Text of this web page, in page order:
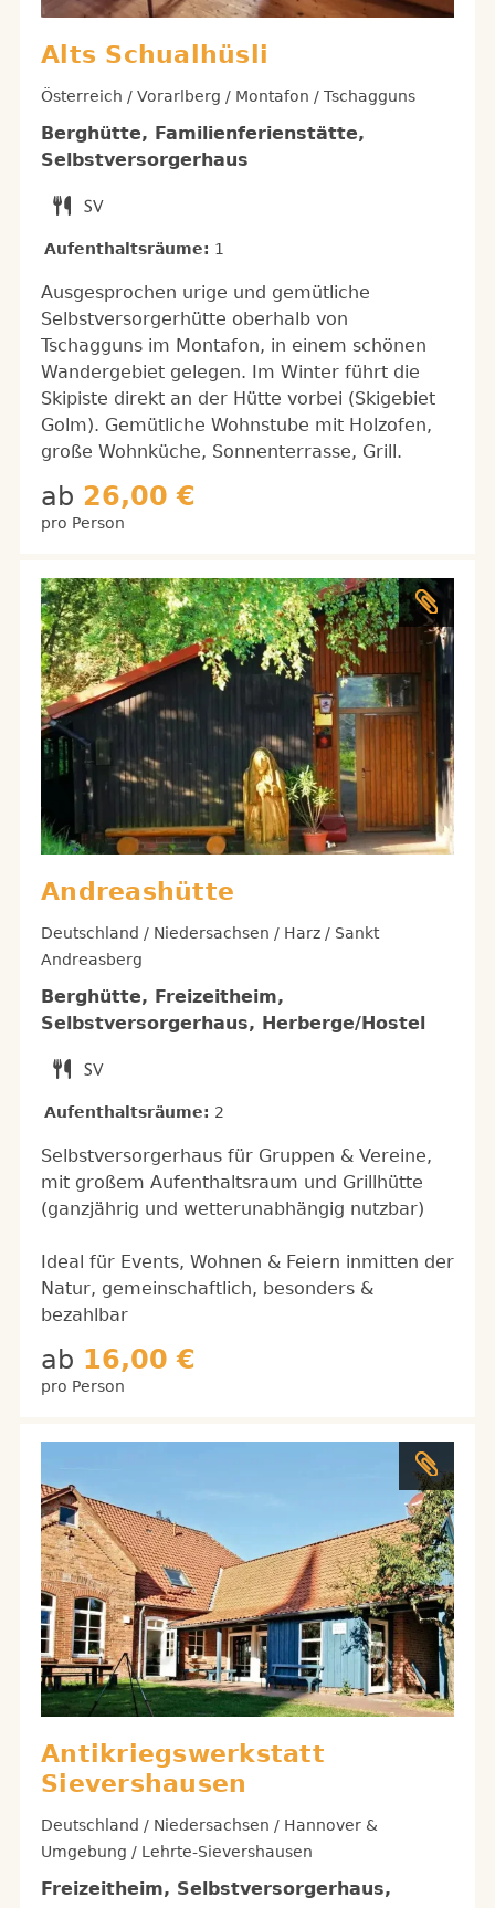
Alts Schualhüsli
Österreich / Vorarlberg / Montafon / Tschagguns
Berghütte, Familienferienstätte,
Selbstversorgerhaus
Aufenthaltsräume: 1
Ausgesprochen urige und gemütliche
Selbstversorgerhütte oberhalb von
Tschagguns im Montafon, in einem schönen
Wandergebiet gelegen. Im Winter führt die
Skipiste direkt an der Hütte vorbei (Skigebiet
Golm). Gemütliche Wohnstube mit Holzofen,
große Wohnküche, Sonnenterrasse, Grill.
ab 26,00 €
pro Person
Andreashütte
Deutschland / Niedersachsen / Harz / Sankt
Andreasberg
Berghütte, Freizeitheim,
Selbstversorgerhaus, Herberge/Hostel
Aufenthaltsräume: 2
Selbstversorgerhaus für Gruppen & Vereine,
mit großem Aufenthaltsraum und Grillhütte
(ganzjährig und wetterunabhängig nutzbar)
Ideal für Events, Wohnen & Feiern inmitten der
Natur, gemeinschaftlich, besonders &
bezahlbar
ab 16,00 €
pro Person
Antikriegswerkstatt
Sievershausen
Deutschland / Niedersachsen / Hannover &
Umgebung / Lehrte-Sievershausen
Freizeitheim, Selbstversorgerhaus,